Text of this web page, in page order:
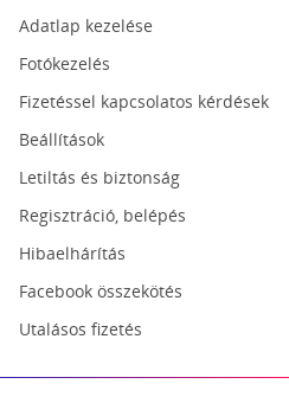
Adatlap kezelése
Fotókezelés
Fizetéssel kapcsolatos kérdések
Beállítások
Letiltás és biztonság
Regisztráció, belépés
Hibaelhárítás
Facebook összekötés
Utalásos fizetés